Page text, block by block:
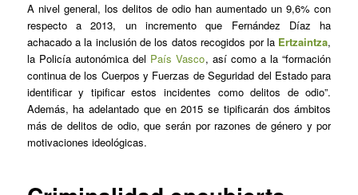
A nivel general, los delitos de odio han aumentado un 9,6% con
respecto a 2013, un incremento que Fernández Díaz ha
achacado a la inclusión de los datos recogidos por la Ertzaintza,
la Policía autonómica del País Vasco, así como a la “formación
continua de los Cuerpos y Fuerzas de Seguridad del Estado para
identificar y tipificar estos incidentes como delitos de odio”.
Además, ha adelantado que en 2015 se tipificarán dos ámbitos
más de delitos de odio, que serán por razones de género y por
motivaciones ideológicas.